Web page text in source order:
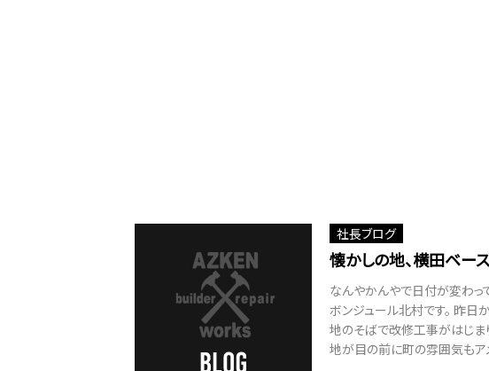
社長ブログ
懐かしの地、横田ベース
なんやかんやで日付が変わっ
ボンジュール北村です。 昨日
地のそばで改修工事がはじま
地が目の前に町の雰囲気もア